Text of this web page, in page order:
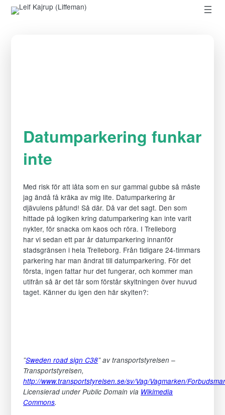
Hoppa till innehåll
Datumparkering funkar
inte
Med risk för att låta som en sur gammal gubbe så måste
jag ändå få kräka av mig lite. Datumparkering är
djävulens påfund! Så där. Då var det sagt. Den som
hittade på logiken kring datumparkering kan inte varit
nykter, för snacka om kaos och röra. I Trelleborg
har vi sedan ett par år datumparkering innanför
stadsgränsen i hela Trelleborg. Från tidigare 24-timmars
parkering har man ändrat till datumparkering. För det
första, ingen fattar hur det fungerar, och kommer man
utifrån så är det får som förstår skyltningen över huvud
taget. Känner du igen den här skylten?:
”Sweden road sign C38” av transportstyrelsen –
Transportstyrelsen,
http://www.transportstyrelsen.se/sv/Vag/Vagmarken/
Licensierad under Public Domain via Wikimedia
Commons.
inte
att
välja
bort.
De